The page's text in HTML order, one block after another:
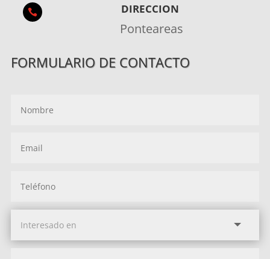
 DIRECCION
Ponteareas
FORMULARIO DE CONTACTO